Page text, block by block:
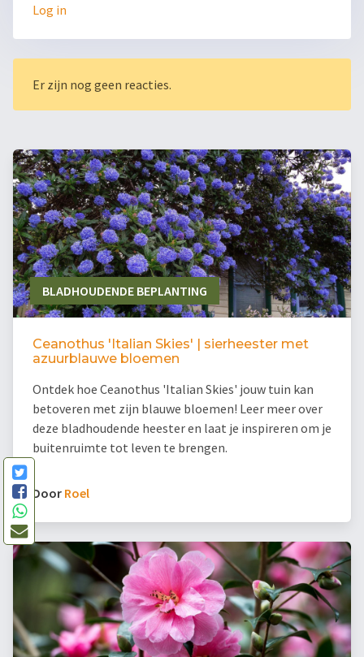
Log in
Er zijn nog geen reacties.
BLADHOUDENDE BEPLANTING
Ceanothus 'Italian Skies' | sierheester met
azuurblauwe bloemen
Ontdek hoe Ceanothus 'Italian Skies' jouw tuin kan
betoveren met zijn blauwe bloemen! Leer meer over
deze bladhoudende heester en laat je inspireren om je
buitenruimte tot leven te brengen.
Door Roel